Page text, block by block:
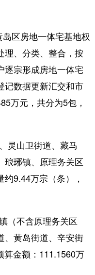
区房地一体宅基地权
理、分类、整合，按
逐宗形成房地一体宅
记数据更新汇交和市
万元，共分为5包，
灵山卫街道、藏马
琅琊镇、原理务关区
9.44万宗（条），
（不含原理务关区
、黄岛街道、辛安街
算金额：111.1560万